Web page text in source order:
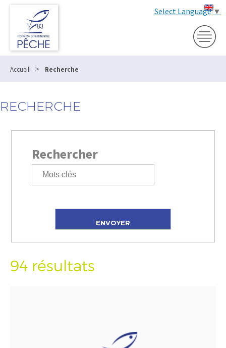
Select Language▼
Accueil > Recherche
RECHERCHE
Rechercher
94 résultats